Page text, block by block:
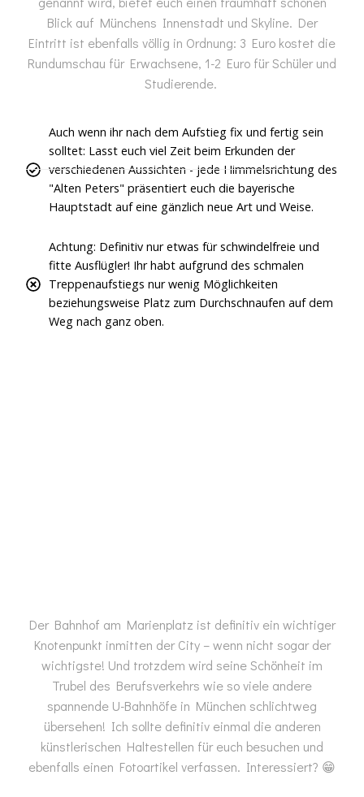
Blick auf Münchens Innenstadt und Skyline. Der
Eintritt ist ebenfalls völlig in Ordnung: 3 Euro kostet die
Rundumschau für Erwachsene, 1-2 Euro für Schüler und
Studierende.
Auch wenn ihr nach dem Aufstieg fix und fertig sein
solltet: Lasst euch viel Zeit beim Erkunden der
verschiedenen Aussichten - jede Himmelsrichtung des
"Alten Peters" präsentiert euch die bayerische
Hauptstadt auf eine gänzlich neue Art und Weise.
Achtung: Definitiv nur etwas für schwindelfreie und
fitte Ausflügler! Ihr habt aufgrund des schmalen
Treppenaufstiegs nur wenig Möglichkeiten
beziehungsweise Platz zum Durchschnaufen auf dem
Weg nach ganz oben.
Der Bahnhof am Marienplatz ist definitiv ein wichtiger
Knotenpunkt inmitten der City – wenn nicht sogar der
wichtigste! Und trotzdem wird seine Schönheit im
Trubel des Berufsverkehrs wie so viele andere
spannende U-Bahnhöfe in München schlichtweg
übersehen! Ich sollte definitiv einmal die anderen
künstlerischen Haltestellen für euch besuchen und
ebenfalls einen Fotoartikel verfassen. Interessiert? 😁